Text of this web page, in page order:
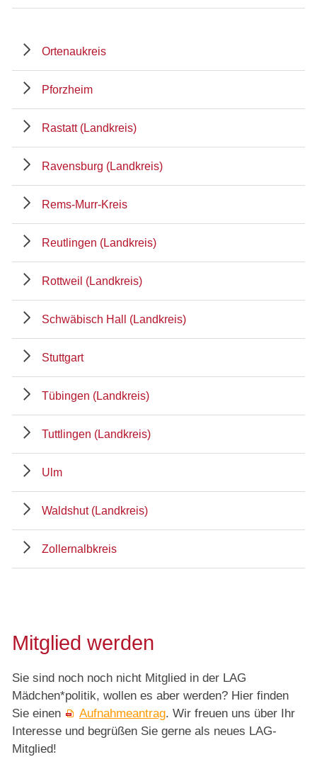
Ortenaukreis
Pforzheim
Rastatt (Landkreis)
Ravensburg (Landkreis)
Rems-Murr-Kreis
Reutlingen (Landkreis)
Rottweil (Landkreis)
Schwäbisch Hall (Landkreis)
Stuttgart
Tübingen (Landkreis)
Tuttlingen (Landkreis)
Ulm
Waldshut (Landkreis)
Zollernalbkreis
Mitglied werden
Sie sind noch noch nicht Mitglied in der LAG
Mädchen*politik, wollen es aber werden? Hier finden
Sie einen
Aufnahmeantrag. Wir freuen uns über Ihr
Interesse und begrüßen Sie gerne als neues LAG-
Mitglied!